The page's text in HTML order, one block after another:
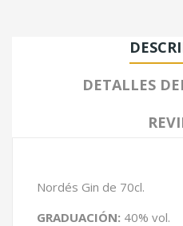
DETALLES
Nordés Gin de 70cl.
GRADUACIÓN: 40% vol.